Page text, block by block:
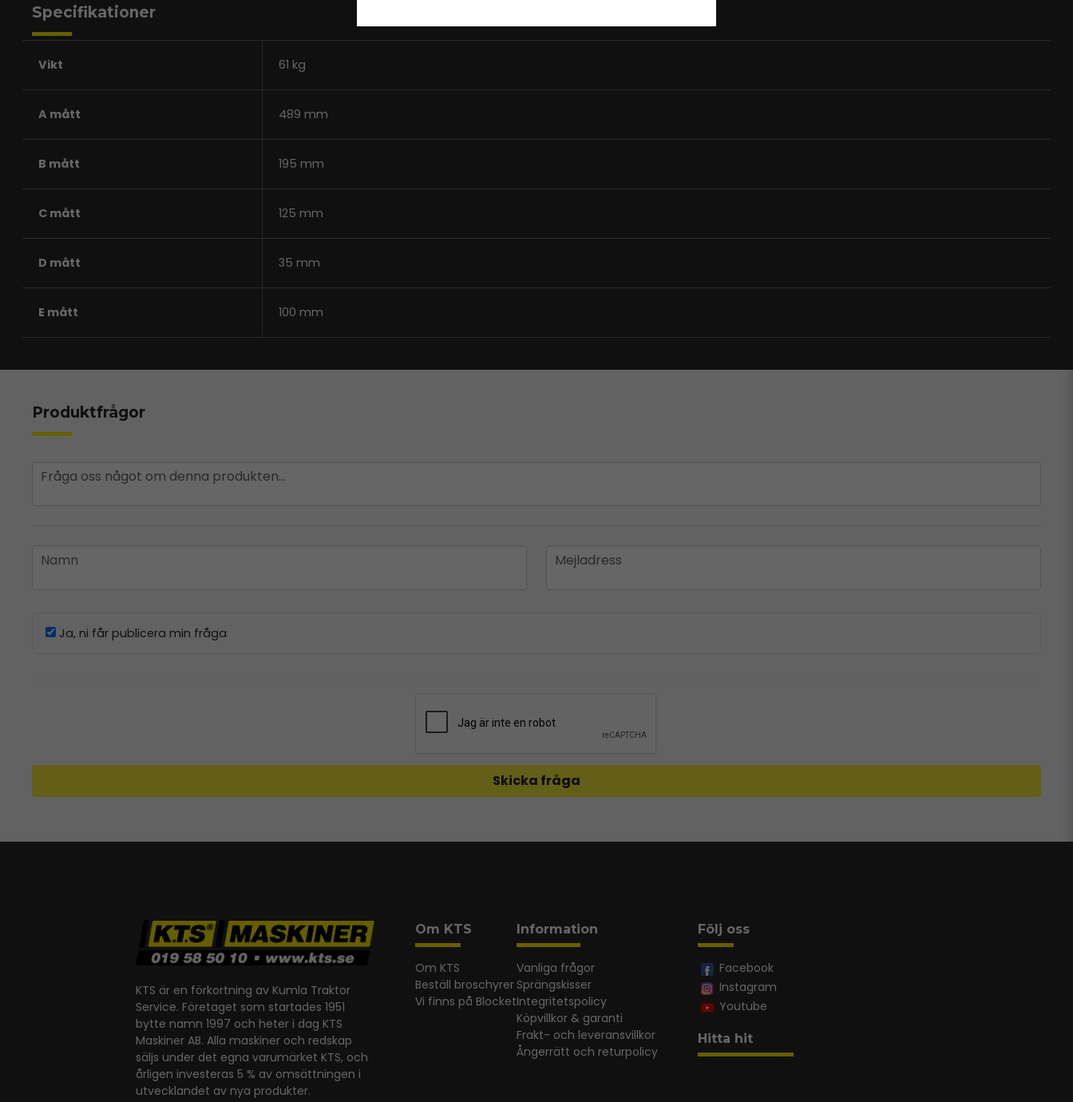
Specifikationer
Vikt 61 kg
A mått 489 mm
B mått 195 mm
C mått 125 mm
D mått 35 mm
E mått 100 mm
Produktfrågor
question
Fråga oss något om denna produkten...
name
Namn email
Mejladress
Ja, ni får publicera min fråga
Skicka fråga
KTS är en förkortning av Kumla Traktor
Service. Företaget som startades 1951
bytte namn 1997 och heter i dag KTS
Maskiner AB. Alla maskiner och redskap
säljs under det egna varumärket KTS, och
årligen investeras 5 % av omsättningen i
utvecklandet av nya produkter.
Om KTS
Om KTS
Beställ broschyrer
Vi finns på Blocket
Information
Vanliga frågor
Sprängskisser
Integritetspolicy
Köpvillkor & garanti
Frakt- och leveransvillkor
Ångerrätt och returpolicy
Följ oss
Facebook
Instagram
Youtube
Hitta hit